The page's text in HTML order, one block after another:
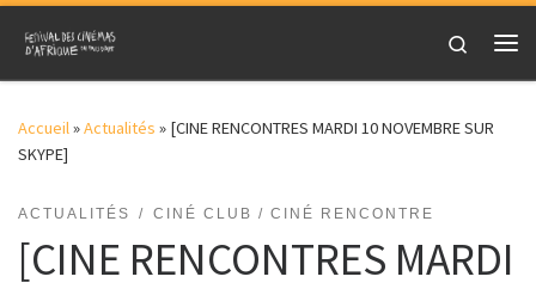
Skip to content
Search
Accueil»Actualités » [CINE RENCONTRES MARDI 10 NOVEMBRE SUR
SKYPE]
ACTUALITÉS CINÉ CLUB / CINÉ RENCONTRE
[CINE RENCONTRES MARDI